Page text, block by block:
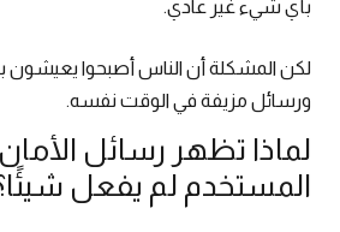
بأي شيء غير عادي.
لكن المشكلة أن الناس أصبحوا يعيشون
ورسائل مزيفة في الوقت نفسه.
لماذا تظهر رسائل
المستخدم لم يفعل